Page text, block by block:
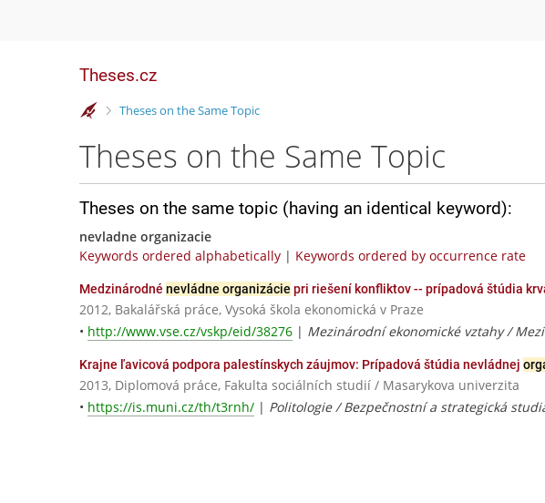
Theses.cz
>
Theses on the Same Topic
Theses on the Same Topic
Theses on the same topic (having an identical keyword):
nevladne organizacie
Keywords ordered alphabetically | Keywords ordered by occurrence rate
Medzinárodné nevládne organizácie pri riešení konfliktov -- prípadová štúdia
2012, Bakalářská práce, Vysoká škola ekonomická v Praze
• http://www.vse.cz/vskp/eid/38276 | Mezinárodní ekonomické vztahy /
Krajne ľavicová podpora palestínskych záujmov: Prípadová štúdia nevládnej
2013, Diplomová práce, Fakulta sociálních studií / Masarykova univerzita
• https://is.muni.cz/th/t3rnh/ | Politologie / Bezpečnostní a strategická